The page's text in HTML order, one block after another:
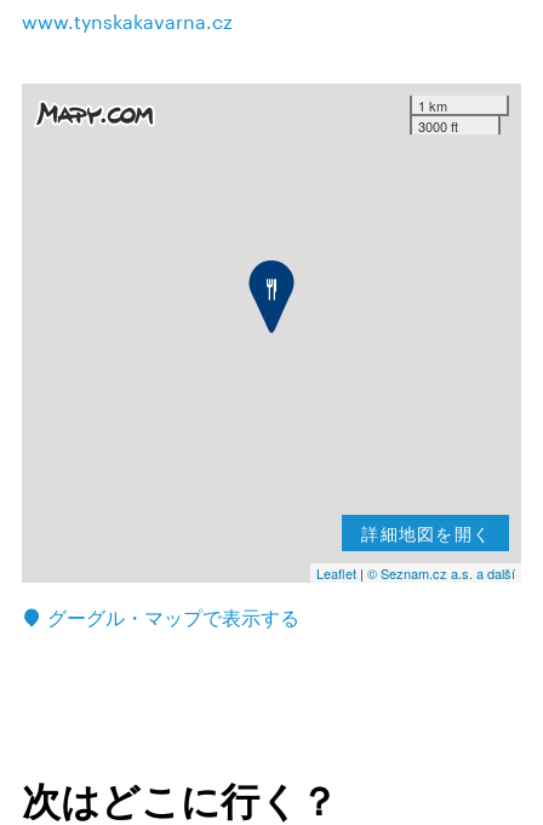
www.tynskakavarna.cz
1 km
3000 ft
詳細地図を開く
Leaflet | © Seznam.cz a.s. a další
グーグル・マップで表示する
次はどこに行く？